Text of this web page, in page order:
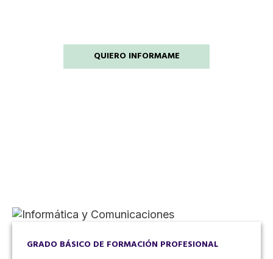
QUIERO INFORMAME
GRADO BÁSICO DE FORMACIÓN PROFESIONAL